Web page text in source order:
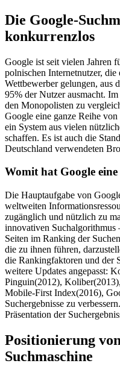
Die Google-
konkurrenzlos
Google ist seit vielen Jahren
polnischen Internetnutzer, die
Wettbewerber gelungen, aus
95% der Nutzer ausmacht.
den Monopolisten zu
Google eine ganze Reihe
ein System aus vielen
schaffen. Es ist auch die
Deutschland verwendeten
Womit hat Google
Die Hauptaufgabe von
weltweiten
zugänglich und nützlich zu
innovativen Suchalgorithmus
Seiten im Ranking der
die zu ihnen führen,
die Rankingfaktoren und der
weitere Updates angepasst:
Pinguin(2012),
Mobile-First Index(2016),
Suchergebnisse zu
Präsentation der
Positionierung
Suchmaschine